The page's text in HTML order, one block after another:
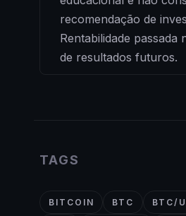
recomendação de
Rentabilidade passada
de resultados futuros.
TAGS
BITCOIN BTC BTC/